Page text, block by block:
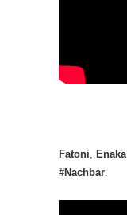
Fatoni Enaka
#Nachbar